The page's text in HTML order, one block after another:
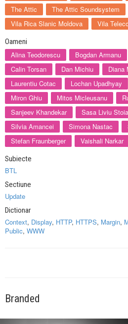
The Attic
The Attic Soundsystem
Vila Rica Slanic Moldova
Vila
Oameni
Alina Teodorescu Bogdan Armanu
Calin Torsan
Dan Michiu Diana
Laurentiu Cotac
Lochan Upadhyay
Miron Ghiu
Mitos Micleusanu
Sanjeev Khandekar
Sasa Liviu
Silvia Amancei
Simona Nastac
Stefan Fraunberger
Vaishali Narkar
Subiecte
BTL
Sectiune
Update
Dictionar
Context, Display, HTTP, HTTPS, Margin,
Public, WWW
Branded